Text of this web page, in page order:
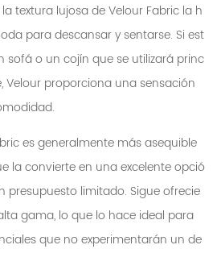
textura lujosa de Velour Fabric la h
para descansar y sentarse. Si est
sofá o un cojín que se utilizará princ
Velour proporciona una sensación
es generalmente más asequible
la convierte en una excelente opció
presupuesto limitado. Sigue ofrecie
gama, lo que lo hace ideal para
que no experimentarán un de